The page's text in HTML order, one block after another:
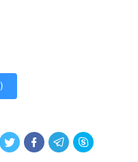
)
   